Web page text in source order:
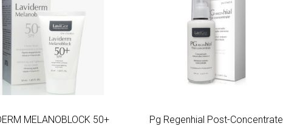
MELANOBLOCK 50+ Pg Regenhial Post-Concentrate